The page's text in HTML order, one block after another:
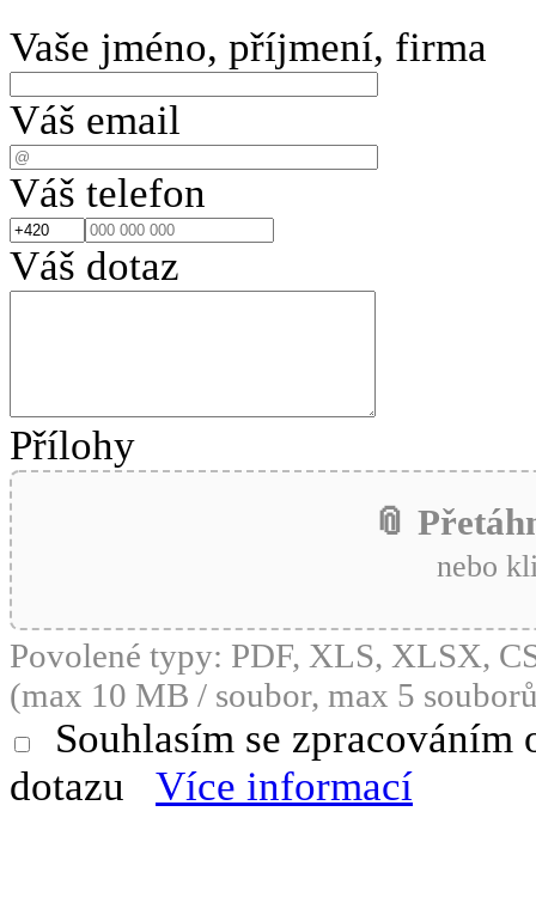
Vaše jméno, příjmení, firma
Váš email
Váš telefon
Váš dotaz
Přílohy
📎
nebo
Povolené typy: PDF, XLS, XLSX,
(max 10 MB / soubor, max 5
Souhlasím se
dotazu
Více informací